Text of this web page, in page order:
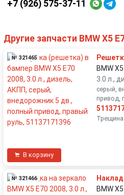
+7 (926) 575-37-11
Другие запчасти BMW X5
№ 321465
BMW
3.0 л.,
серый,
привод,
В корзину
№ 321466
BMW